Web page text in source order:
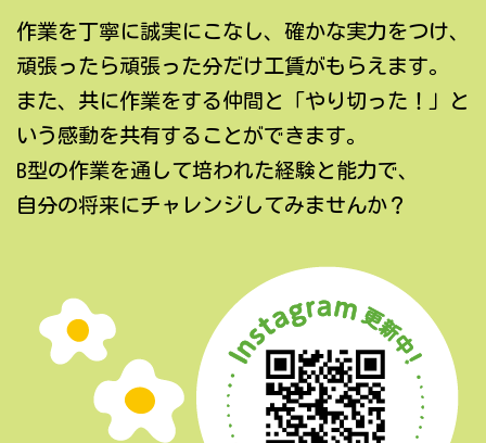
作業を丁寧に誠実にこなし、確かな実力をつけ、
頑張ったら頑張った分だけ工賃がもらえます。
また、共に作業をする仲間と「やり切った！」と
いう感動を共有することができます。
B型の作業を通して培われた経験と能力で、
自分の将来にチャレンジしてみませんか？